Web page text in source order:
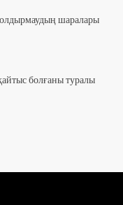
шаралары
болғаны туралы